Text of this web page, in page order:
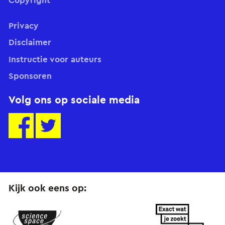
Volg ons op sociale media
Privacy
Disclaimer
Instructie voor auteurs
Sponsoren
Kijk ook eens op: